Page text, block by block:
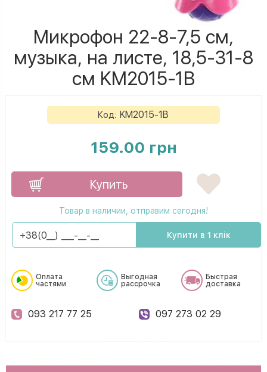
Микрофон 22-8-7,5 см,
музыка, на листе, 18,5-31-8
см KM2015-1B
Код: KM2015-1B
159.00 грн
Купить
Товар в наличии, отправим сегодня!
Купити в 1 клік
Оплата
частями
Выгодная
рассрочка
Быстрая
доставка
093 217 77 25 097 273 02 29